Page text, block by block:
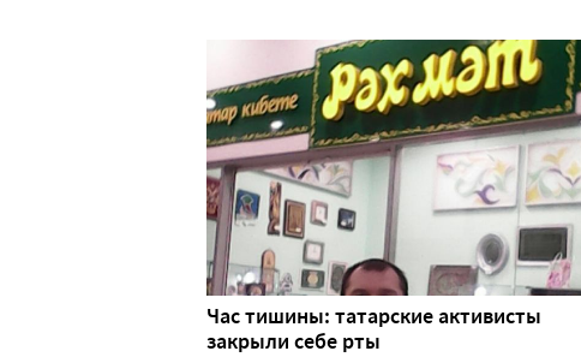
Час тишины: татарские активисты
закрыли себе рты